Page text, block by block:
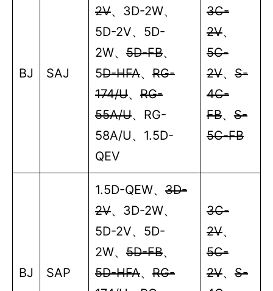
BJ SAJ
2V、 3D-2W、
5D-2V、 5D-
2W、 5D-FB、
5D-HFA、 RG-
174/U、 RG-
55A/U、 RG-
58A/U、 1.5D-
QEV
3C-
2V、
5C-
2V、 S-
4C-
FB、 S-
5C-FB
BJ SAP
1.5D-QEW、 3D-
2V、 3D-2W、
5D-2V、 5D-
2W、 5D-FB、
5D-HFA、 RG-
3C-
2V、
5C-
2V、 S-